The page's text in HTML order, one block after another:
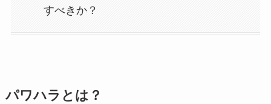
すべきか？
パワハラとは？